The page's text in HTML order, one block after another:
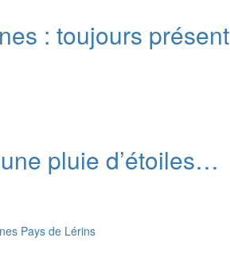
: toujours présent
pluie d’étoiles…
Pays de Lérins